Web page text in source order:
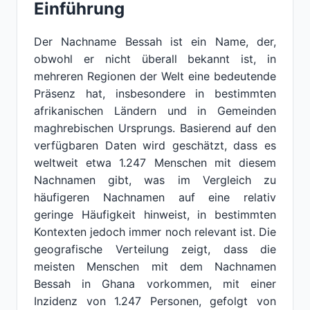
Einführung
Der Nachname Bessah ist ein Name, der,
obwohl er nicht überall bekannt ist, in
mehreren Regionen der Welt eine bedeutende
Präsenz hat, insbesondere in bestimmten
afrikanischen Ländern und in Gemeinden
maghrebischen Ursprungs. Basierend auf den
verfügbaren Daten wird geschätzt, dass es
weltweit etwa 1.247 Menschen mit diesem
Nachnamen gibt, was im Vergleich zu
häufigeren Nachnamen auf eine relativ
geringe Häufigkeit hinweist, in bestimmten
Kontexten jedoch immer noch relevant ist. Die
geografische Verteilung zeigt, dass die
meisten Menschen mit dem Nachnamen
Bessah in Ghana vorkommen, mit einer
Inzidenz von 1.247 Personen, gefolgt von